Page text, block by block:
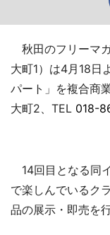
秋田のフリーマ
大町1）は4月18日
パート」を複合商
大町2、TEL 018-
14回目となる同
で楽しんでいるク
品の展示・即売を